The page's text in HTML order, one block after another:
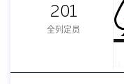
201
全列定员